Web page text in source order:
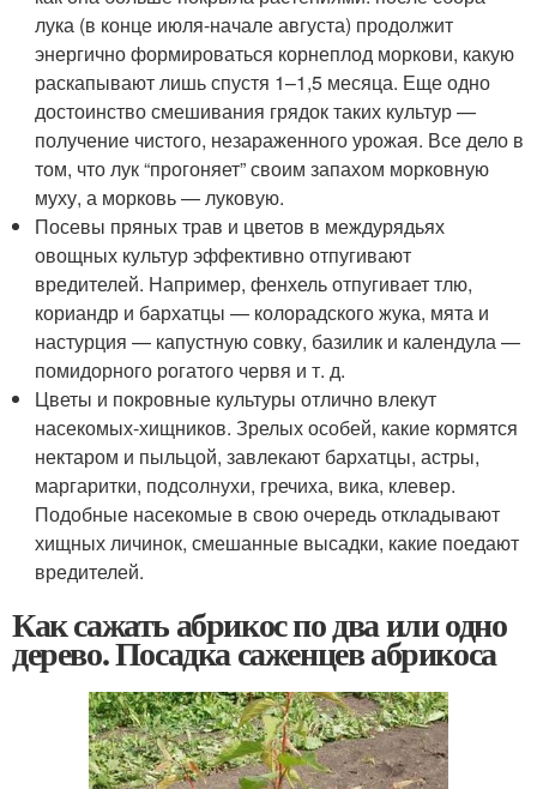
лука (в конце июля-начале августа) продолжит
энергично формироваться корнеплод моркови, какую
раскапывают лишь спустя 1–1,5 месяца. Еще одно
достоинство смешивания грядок таких культур —
получение чистого, незараженного урожая. Все дело в
том, что лук “прогоняет” своим запахом морковную
муху, а морковь — луковую.
Посевы пряных трав и цветов в междурядьях
овощных культур эффективно отпугивают
вредителей. Например, фенхель отпугивает тлю,
кориандр и бархатцы — колорадского жука, мята и
настурция — капустную совку, базилик и календула —
помидорного рогатого червя и т. д.
Цветы и покровные культуры отлично влекут
насекомых-хищников. Зрелых особей, какие кормятся
нектаром и пыльцой, завлекают бархатцы, астры,
маргаритки, подсолнухи, гречиха, вика, клевер.
Подобные насекомые в свою очередь откладывают
хищных личинок, смешанные высадки, какие поедают
вредителей.
Как сажать абрикос по два или одно
дерево. Посадка саженцев абрикоса